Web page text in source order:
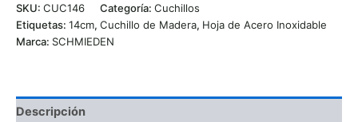
SKU: CUC146 Categoría: Cuchillos
Etiquetas: 14cm, Cuchillo de Madera, Hoja de Acero Inoxidable
Marca: SCHMIEDEN
Descripción